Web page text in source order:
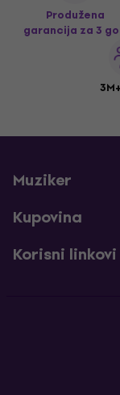
Produžena
garancija za 3
Muziker
Kupovina
Korisni linkovi